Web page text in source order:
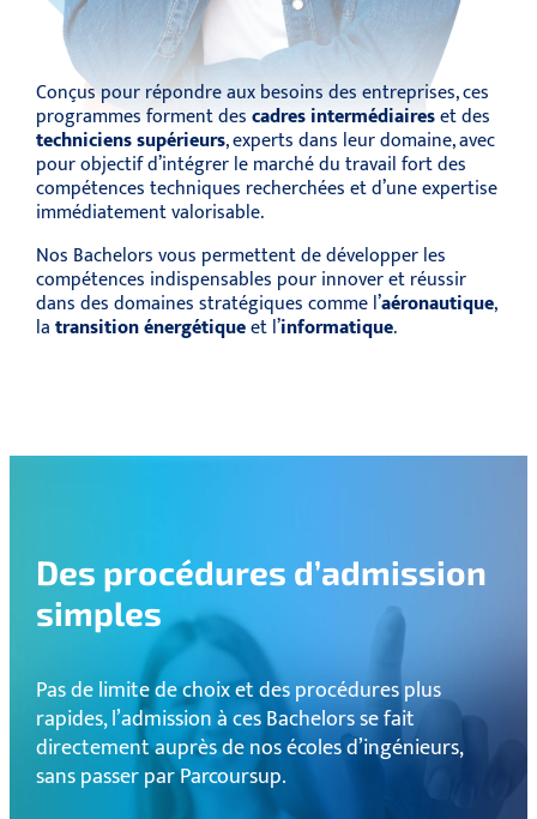
Conçus pour répondre aux besoins des entreprises, ces
programmes forment descadres intermédiaireset des
techniciens supérieurs, experts dans leur domaine, avec
pour objectif d’intégrer le marché du travail fort des
compétences techniques recherchées et d’une expertise
immédiatement valorisable.
Nos Bachelors vous permettent de développer les
compétences indispensables pour innover et réussir
dans des domaines stratégiques comme l’aéronautique,
latransition énergétiqueet l’informatique.
Des procédures d’admission
simples
Pas de limite de choix et des procédures plus
rapides, l’admission à ces Bachelors se fait
directement auprès de nos écoles d’ingénieurs,
sans passer par Parcoursup.